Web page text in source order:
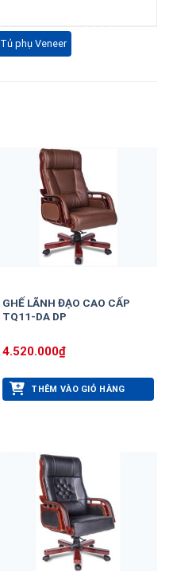
Tủ phụ Veneer
GHẾ LÃNH ĐẠO CAO CẤP
TQ11-DA DP
4.520.000₫
THÊM VÀO GIỎ HÀNG